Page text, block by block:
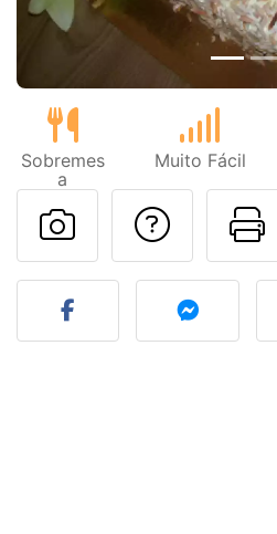
Sobremes
a
Muito Fácil
Fez esta